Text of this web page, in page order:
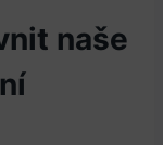
naše